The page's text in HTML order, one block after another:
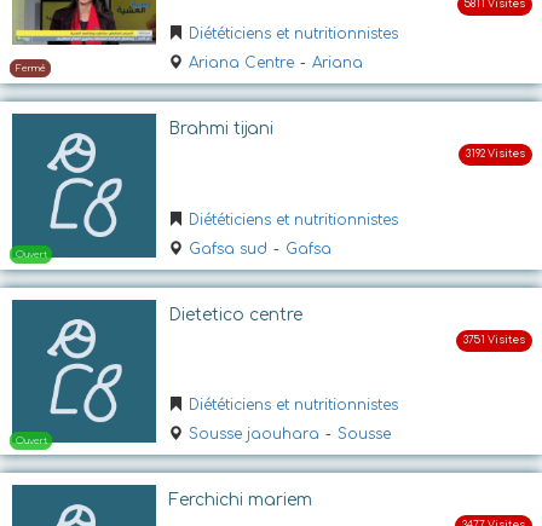
Ouvert
Fermé
Diététiciens et nutritionnistes
Ariana Centre - Ariana
Brahmi tijani
Diététiciens et nutritionnistes
Gafsa sud - Gafsa
Dietetico centre
Diététiciens et nutritionnistes
Sousse jaouhara - Sousse
Ferchichi mariem